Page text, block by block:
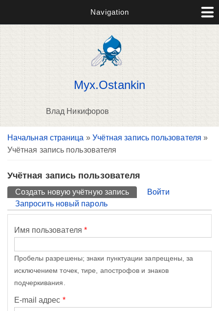
Navigation
Myx.Ostankin
Влад Никифоров
Вы здесь
Начальная страница » Учётная запись пользователя »
Учётная запись пользователя
Учётная запись пользователя
Главные вкладки
Создать новую учётную запись (активная вкладка)
Войти
Запросить новый пароль
Имя пользователя *
Пробелы разрешены; знаки пунктуации запрещены, за
исключением точек, тире, апострофов и знаков
подчеркивания.
E-mail адрес *